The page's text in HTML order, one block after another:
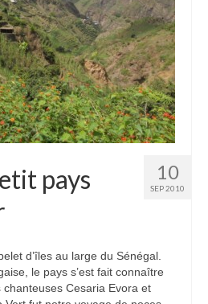
10
SEP 2010
pays
d’îles au large du Sénégal.
le pays s’est fait connaître
Cesaria Evora et